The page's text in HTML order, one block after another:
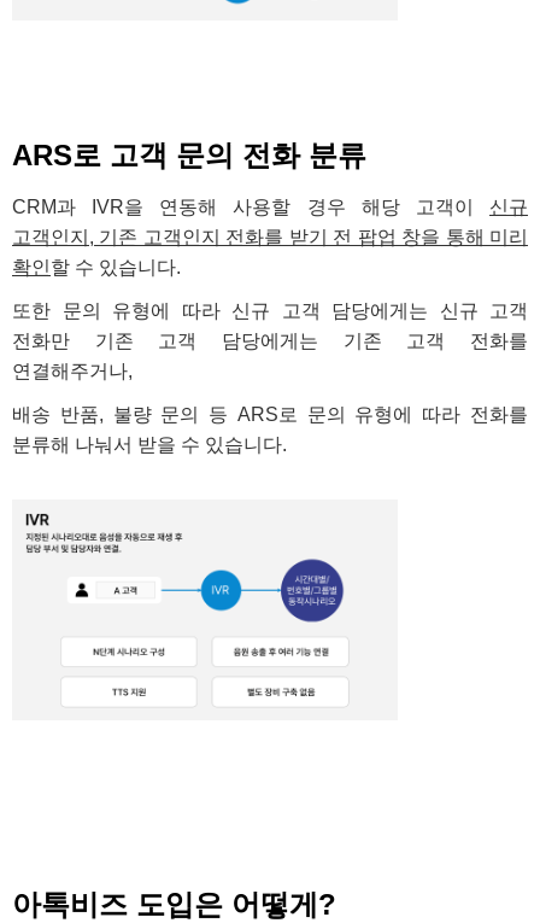
ARS로 고객 문의 전화 분류
CRM과 IVR을 연동해 사용할 경우 해당 고객이 신규
고객인지, 기존 고객인지 전화를 받기 전 팝업 창을 통해 미리
확인할 수 있습니다.
또한 문의 유형에 따라 신규 고객 담당에게는 신규 고객
전화만 기존 고객 담당에게는 기존 고객 전화를
연결해주거나,
배송 반품, 불량 문의 등 ARS로 문의 유형에 따라 전화를
분류해 나눠서 받을 수 있습니다.
아톡비즈 도입은 어떻게?